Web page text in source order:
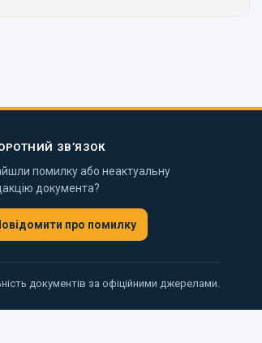
ЗВ’ЯЗОК
помилку або неактуальну
документа?
про помилку
документів за офіційними джерелами.